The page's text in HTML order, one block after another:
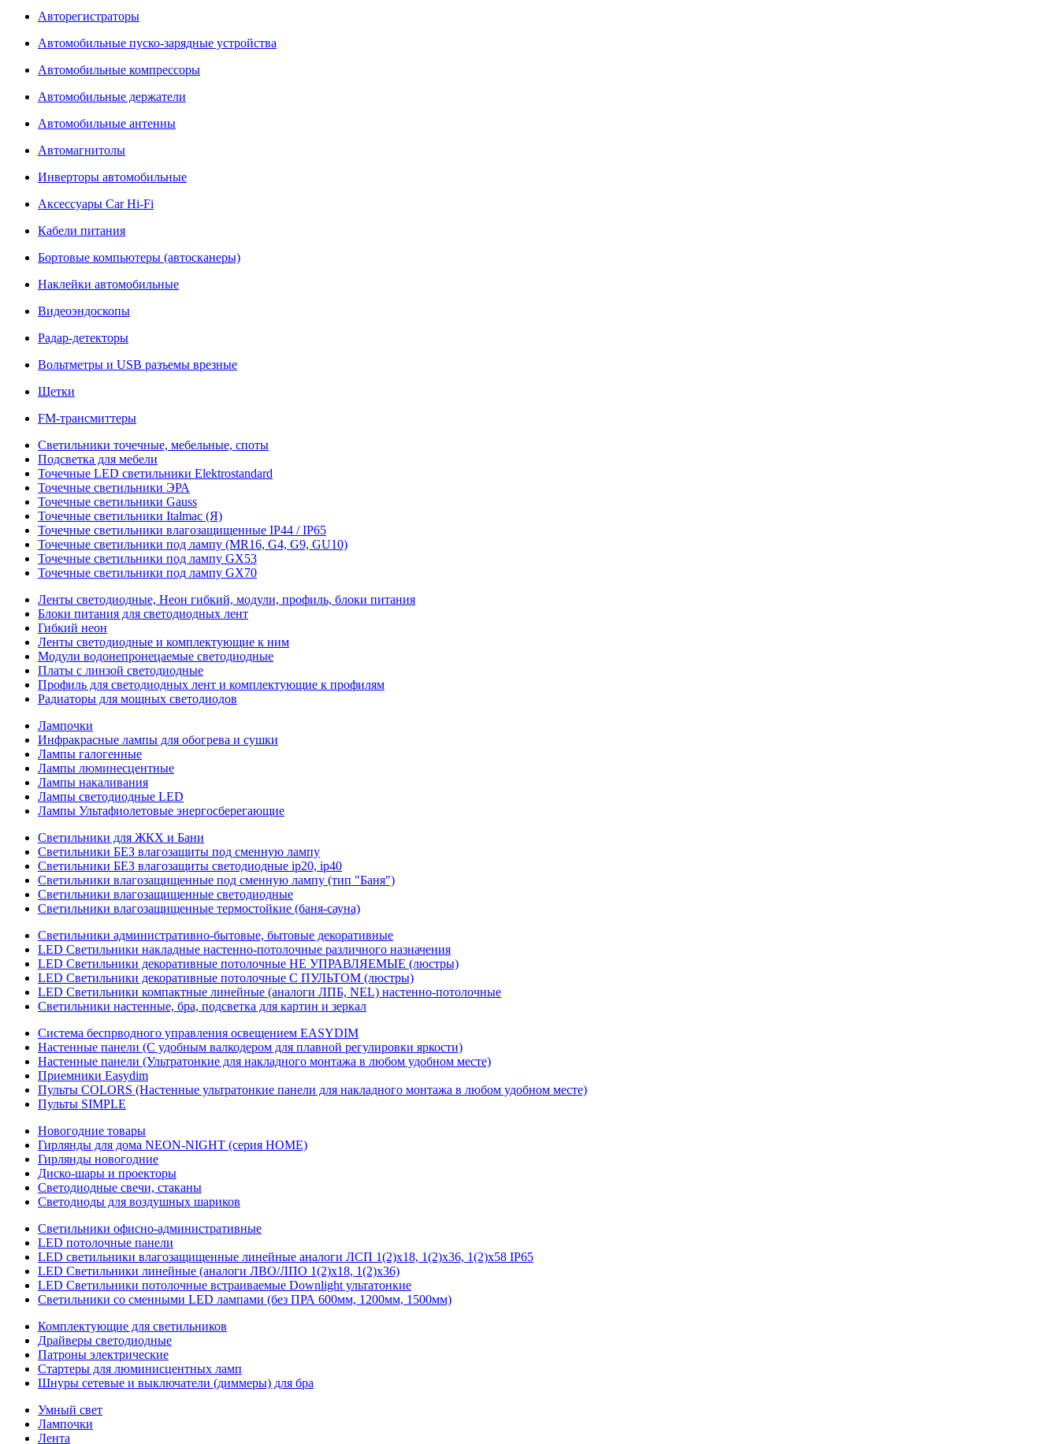
Авторегистраторы
Автомобильные пуско-зарядные устройства
Автомобильные компрессоры
Автомобильные держатели
Автомобильные антенны
Автомагнитолы
Инверторы автомобильные
Аксессуары Car Hi-Fi
Кабели питания
Бортовые компьютеры (автосканеры)
Наклейки автомобильные
Видеоэндоскопы
Радар-детекторы
Вольтметры и USB разъемы врезные
Щетки
FM-трансмиттеры
Светильники точечные, мебельные, споты
Подсветка для мебели
Точечные LED светильники Elektrostandard
Точечные светильники ЭРА
Точечные светильники Gauss
Точечные светильники Italmac (Я)
Точечные светильники влагозащищенные IP44 / IP65
Точечные светильники под лампу (MR16, G4, G9, GU10)
Точечные светильники под лампу GX53
Точечные светильники под лампу GX70
Ленты светодиодные, Неон гибкий, модули, профиль, блоки питания
Блоки питания для светодиодных лент
Гибкий неон
Ленты светодиодные и комплектующие к ним
Модули водонепронецаемые светодиодные
Платы с линзой светодиодные
Профиль для светодиодных лент и комплектующие к профилям
Радиаторы для мощных светодиодов
Лампочки
Инфракрасные лампы для обогрева и сушки
Лампы галогенные
Лампы люминесцентные
Лампы накаливания
Лампы светодиодные LED
Лампы Ультафиолетовые энергосберегающие
Светильники для ЖКХ и Бани
Светильники БЕЗ влагозащиты под сменную лампу
Светильники БЕЗ влагозащиты светодиодные ip20, ip40
Светильники влагозащищенные под сменную лампу (тип "Баня")
Светильники влагозащищенные светодиодные
Светильники влагозащищенные термостойкие (баня-сауна)
Светильники административно-бытовые, бытовые декоративные
LED Cветильники накладные настенно-потолочные различного назначения
LED Светильники декоративные потолочные НЕ УПРАВЛЯЕМЫЕ (люстры)
LED Светильники декоративные потолочные С ПУЛЬТОМ (люстры)
LED Светильники компактные линейные (аналоги ЛПБ, NEL) настенно-потолочные
Светильники настенные, бра, подсветка для картин и зеркал
Система беспрводного управления освещением EASYDIM
Настенные панели (С удобным валкодером для плавной регулировки яркости)
Настенные панели (Ультратонкие для накладного монтажа в любом удобном месте)
Приемники Easydim
Пульты COLORS (Настенные ультратонкие панели для накладного монтажа в любом удобном месте)
Пульты SIMPLE
Новогодние товары
Гирлянды для дома NEON-NIGHT (серия HOME)
Гирлянды новогодние
Диско-шары и проекторы
Светодиодные свечи, стаканы
Светодиоды для воздушных шариков
Светильники офисно-административные
LED потолочные панели
LED светильники влагозащищенные линейные аналоги ЛСП 1(2)х18, 1(2)х36, 1(2)х58 IP65
LED Светильники линейные (аналоги ЛВО/ЛПО 1(2)х18, 1(2)х36)
LED Светильники потолочные встраиваемые Downlight ультатонкие
Светильники со сменными LED лампами (без ПРА 600мм, 1200мм, 1500мм)
Комплектующие для светильников
Драйверы светодиодные
Патроны электрические
Стартеры для люминисцентных ламп
Шнуры сетевые и выключатели (диммеры) для бра
Умный свет
Лампочки
Лента